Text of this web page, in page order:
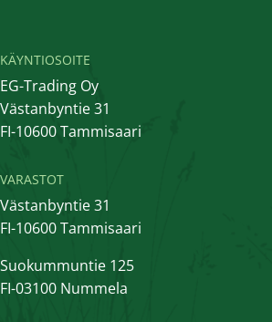
KÄYNTIOSOITE
EG-Trading Oy
Västanbyntie 31
FI-10600 Tammisaari
VARASTOT
Västanbyntie 31
FI-10600 Tammisaari
Suokummuntie 125
FI-03100 Nummela